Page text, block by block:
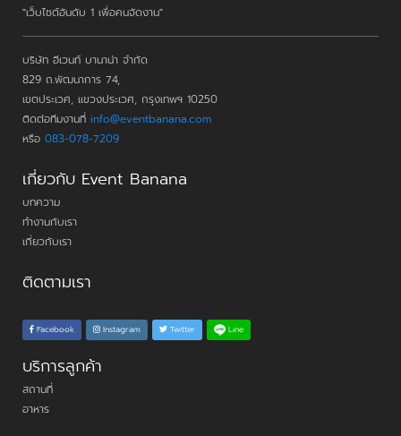
"เว็บไซต์อันดับ 1 เพื่อคนจัดงาน"
บริษัท อีเวนท์ บานาน่า จำกัด
829 ถ.พัฒนาการ 74,
เขตประเวศ, แขวงประเวศ, กรุงเทพฯ 10250
ติดต่อทีมงานที่ info@eventbanana.com
หรือ 083-078-7209
เกี่ยวกับ Event Banana
บทความ
ทำงานกับเรา
เกี่ยวกับเรา
ติดตามเรา
Facebook Instagram Twitter Line
บริการลูกค้า
สถานที่
อาหาร